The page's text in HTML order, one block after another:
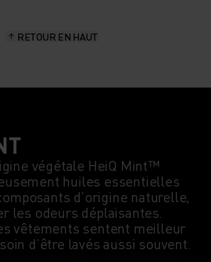
RETOUR EN HAUT
végétale HeiQ Mint™
huiles essentielles
d’origine naturelle,
les odeurs déplaisantes.
vêtements sentent meilleur
d’être lavés aussi souvent.